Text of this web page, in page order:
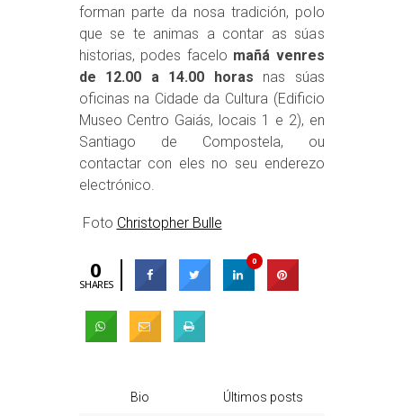
forman parte da nosa tradición, polo
que se te animas a contar as súas
historias, podes facelo mañá venres
de 12.00 a 14.00 horas nas súas
oficinas na Cidade da Cultura (Edificio
Museo Centro Gaiás, locais 1 e 2), en
Santiago de Compostela, ou
contactar con eles no seu enderezo
electrónico.
Foto Christopher Bulle
0
SHARES
0
Bio Últimos posts